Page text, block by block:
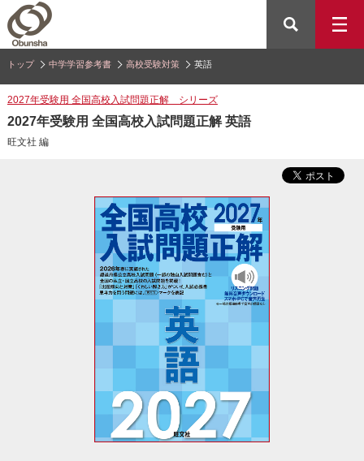
トップ 中学学習参考書 高校受験対策 英語
2027年受験用 全国高校入試問題正解 シリーズ
2027年受験用 全国高校入試問題正解 英語
旺文社 編